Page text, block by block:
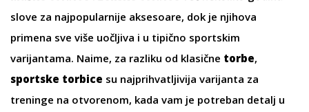
slove za najpopularnije aksesoare, dok je njihova
primena sve više uočljiva i u tipično sportskim
varijantama. Naime, za razliku od klasične torbe,
sportske torbice su najprihvatljivija varijanta za
treninge na otvorenom, kada vam je potreban detalj u